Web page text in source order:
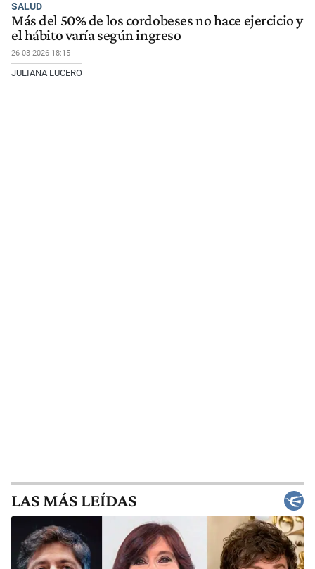
SALUD
Más del 50% de los cordobeses no hace ejercicio y
el hábito varía según ingreso
26-03-2026 18:15
JULIANA LUCERO
LAS MÁS LEÍDAS